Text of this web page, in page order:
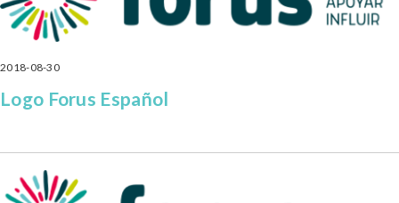
2018-08-30
Logo Forus Español